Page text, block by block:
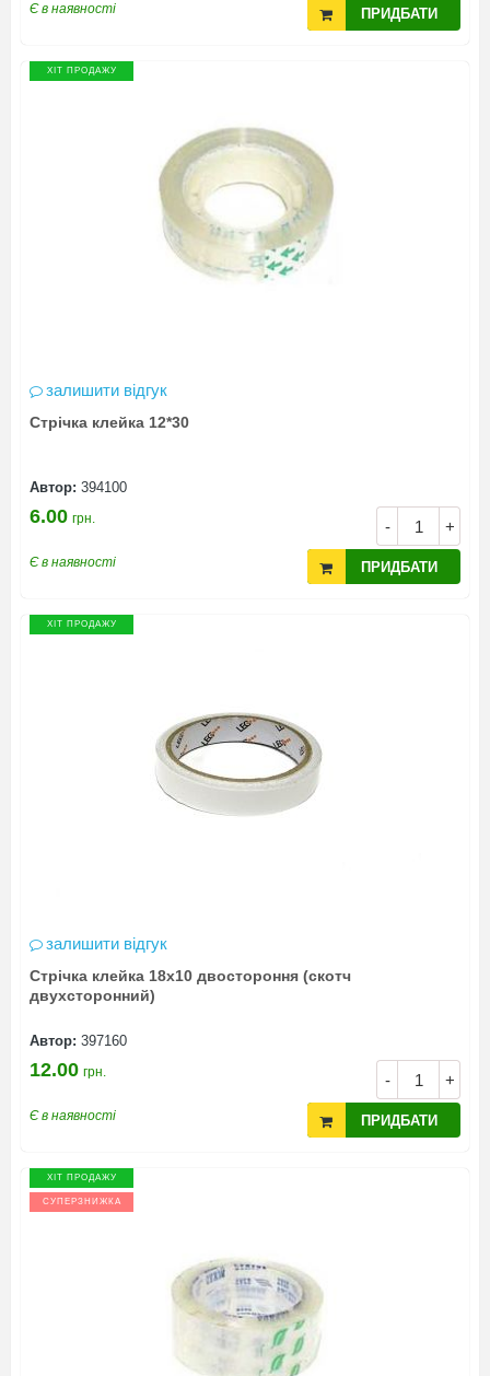
Є в наявності ПРИДБАТИ
ХІТ ПРОДАЖУ
залишити відгук
Стрічка клейка 12*30
Автор: 394100
- +
6.00 грн.
Є в наявності ПРИДБАТИ
ХІТ ПРОДАЖУ
залишити відгук
Стрічка клейка 18х10 двостороння (скотч
двухсторонний)
Автор: 397160
- +
12.00 грн.
Є в наявності ПРИДБАТИ
ХІТ ПРОДАЖУ
СУПЕРЗНИЖКА